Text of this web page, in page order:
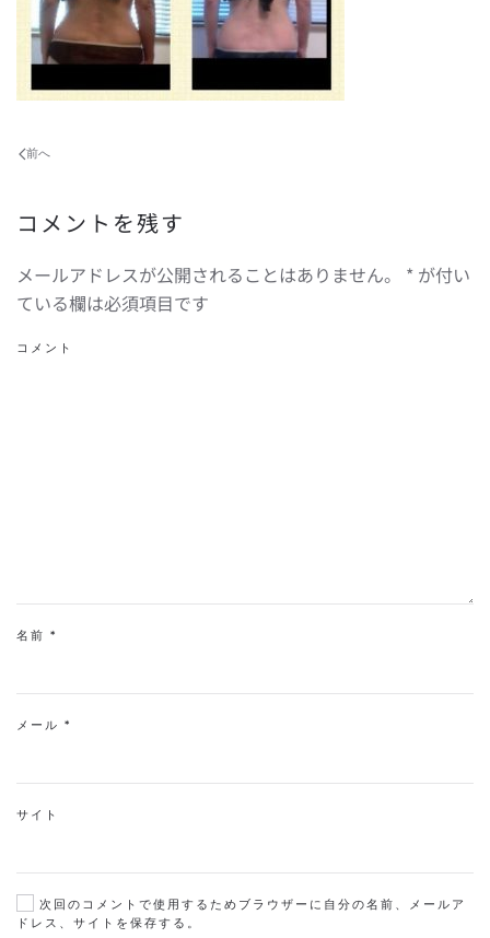
前へ
コメントを残す
メールアドレスが公開されることはありません。 * が付い
ている欄は必須項目です
コメント
名前 *
メール *
サイト
次回のコメントで使用するためブラウザーに自分の名前、メールア
ドレス、サイトを保存する。